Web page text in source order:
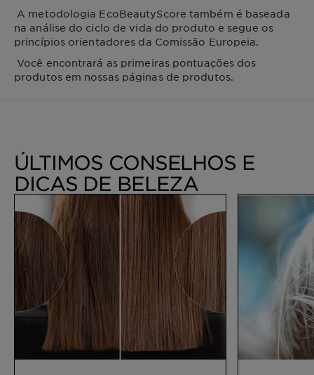
A metodologia EcoBeautyScore também é baseada
na análise do ciclo de vida do produto e segue os
princípios orientadores da Comissão Europeia.
Você encontrará as primeiras pontuações dos
produtos em nossas páginas de produtos.
ÚLTIMOS CONSELHOS E
DICAS DE BELEZA